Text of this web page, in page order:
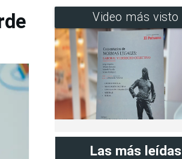
Video más visto
Las más leídas